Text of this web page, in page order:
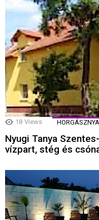
18 Views
Nyugi Tanya
vízpart, stég és